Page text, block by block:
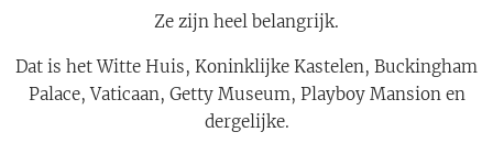
Ze zijn heel belangrijk.
Dat is het Witte Huis, Koninklijke Kastelen, Buckingham
Palace, Vaticaan, Getty Museum, Playboy Mansion en
dergelijke.